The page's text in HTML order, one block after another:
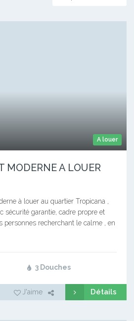
A louer
MODERNE A LOUER
à louer au quartier Tropicana ,
sécurité garantie, cadre propre et
personnes recherchant le calme , en
3 Douches
J'aime Détails